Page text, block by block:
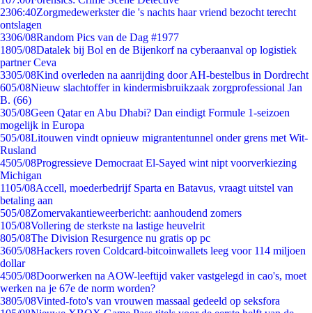
2306:40Zorgmedewerkster die 's nachts haar vriend bezocht terecht
ontslagen
3306/08Random Pics van de Dag #1977
1805/08Datalek bij Bol en de Bijenkorf na cyberaanval op logistiek
partner Ceva
3305/08Kind overleden na aanrijding door AH-bestelbus in Dordrecht
605/08Nieuw slachtoffer in kindermisbruikzaak zorgprofessional Jan
B. (66)
305/08Geen Qatar en Abu Dhabi? Dan eindigt Formule 1-seizoen
mogelijk in Europa
505/08Litouwen vindt opnieuw migrantentunnel onder grens met Wit-
Rusland
4505/08Progressieve Democraat El-Sayed wint nipt voorverkiezing
Michigan
1105/08Accell, moederbedrijf Sparta en Batavus, vraagt uitstel van
betaling aan
505/08Zomervakantieweerbericht: aanhoudend zomers
105/08Vollering de sterkste na lastige heuvelrit
805/08The Division Resurgence nu gratis op pc
3605/08Hackers roven Coldcard-bitcoinwallets leeg voor 114 miljoen
dollar
4505/08Doorwerken na AOW-leeftijd vaker vastgelegd in cao's, moet
werken na je 67e de norm worden?
3805/08Vinted-foto's van vrouwen massaal gedeeld op seksfora